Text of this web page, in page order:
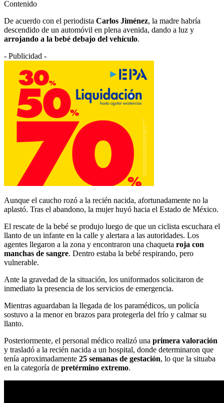
Contenido
De acuerdo con el periodista Carlos Jiménez, la madre habría
descendido de un automóvil en plena avenida, dando a luz y
arrojando a la bebé debajo del vehículo.
- Publicidad -
Aunque el caucho rozó a la recién nacida, afortunadamente no la
aplastó. Tras el abandono, la mujer huyó hacia el Estado de México.
El rescate de la bebé se produjo luego de que un ciclista escuchara el
llanto de un infante en la calle y alertara a las autoridades. Los
agentes llegaron a la zona y encontraron una chaqueta roja con
manchas de sangre. Dentro estaba la bebé respirando, pero
vulnerable.
Ante la gravedad de la situación, los uniformados solicitaron de
inmediato la presencia de los servicios de emergencia.
Mientras aguardaban la llegada de los paramédicos, un policía
sostuvo a la menor en brazos para protegerla del frío y calmar su
llanto.
Posteriormente, el personal médico realizó una primera valoración
y trasladó a la recién nacida a un hospital, donde determinaron que
tenía aproximadamente 25 semanas de gestación, lo que la situaba
en la categoría de pretérmino extremo.